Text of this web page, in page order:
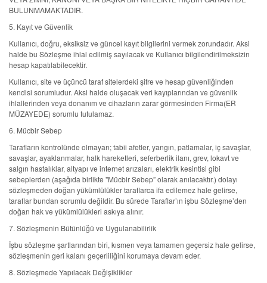
BULUNMAMAKTADIR.
5. Kayıt ve Güvenlik
Kullanıcı, doğru, eksiksiz ve güncel kayıt bilgilerini vermek zorundadır. Aksi
halde bu Sözleşme ihlal edilmiş sayılacak ve Kullanıcı bilgilendirilmeksizin
hesap kapatılabilecektir.
Kullanıcı, site ve üçüncü taraf sitelerdeki şifre ve hesap güvenliğinden
kendisi sorumludur. Aksi halde oluşacak veri kayıplarından ve güvenlik
ihlallerinden veya donanım ve cihazların zarar görmesinden Firma(ER
MÜZAYEDE) sorumlu tutulamaz.
6. Mücbir Sebep
Tarafların kontrolünde olmayan; tabii afetler, yangın, patlamalar, iç savaşlar,
savaşlar, ayaklanmalar, halk hareketleri, seferberlik ilanı, grev, lokavt ve
salgın hastalıklar, altyapı ve internet arızaları, elektrik kesintisi gibi
sebeplerden (aşağıda birlikte "Mücbir Sebep” olarak anılacaktır.) dolayı
sözleşmeden doğan yükümlülükler taraflarca ifa edilemez hale gelirse,
taraflar bundan sorumlu değildir. Bu sürede Taraflar’ın işbu Sözleşme’den
doğan hak ve yükümlülükleri askıya alınır.
7. Sözleşmenin Bütünlüğü ve Uygulanabilirlik
İşbu sözleşme şartlarından biri, kısmen veya tamamen geçersiz hale gelirse,
sözleşmenin geri kalanı geçerliliğini korumaya devam eder.
8. Sözleşmede Yapılacak Değişiklikler